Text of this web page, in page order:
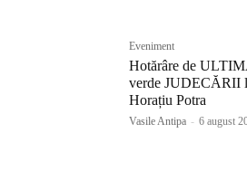
Eveniment
Hotărâre de
verde JUDECĂRII
Horațiu Potra
Vasile Antipa - 6 august